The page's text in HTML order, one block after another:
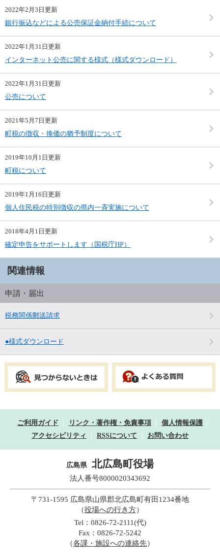
2022年2月3日更新
銀行振込などによる公売保証金納付手続について
2022年1月31日更新
インターネット公売に関する様式（様式ダウンロード）
2022年1月31日更新
公売について
2021年5月7日更新
町税の徴収・換価の猶予制度について
2019年10月1日更新
町税について
2019年1月16日更新
個人住民税の特別徴収の県内一斉実施について
2018年4月1日更新
確定申告をサポートします（国税庁HP）
関連情報
申請・届出
税務関係郵送請求
●様式ダウンロード
ご利用ガイド リンク・著作権・免責事項
個人情報保護
アクセシビリティ
RSSについて お問い合わせ
広島県 北広島町役場
法人番号8000020343692
〒731-1595 広島県山県郡北広島町有田1234番地
（役場への行き方）
Tel：0826-72-2111(代)
Fax：0826-72-5242
（各課・施設への連絡先）